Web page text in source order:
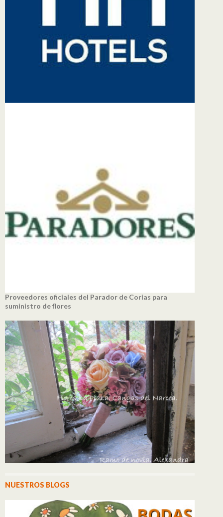
Proveedores oficiales del Parador de Corias para
suministro de flores
NUESTROS BLOGS